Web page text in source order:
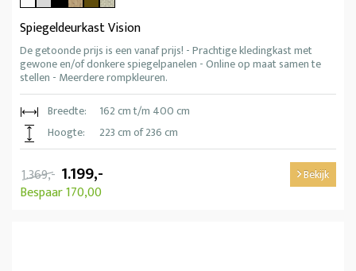
Spiegeldeurkast Vision
De getoonde prijs is een vanaf prijs! - Prachtige kledingkast met
gewone en/of donkere spiegelpanelen - Online op maat samen te
stellen - Meerdere rompkleuren.
Breedte:
162 cm t/m 400 cm
Hoogte:
223 cm of 236 cm
1.369,- 1.199,-
Bespaar 170,00
Bekijk